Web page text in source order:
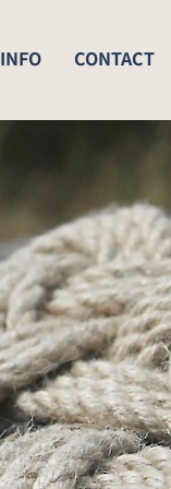
INFO CONTACT